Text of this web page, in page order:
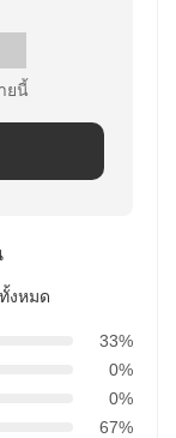
ยนี้
งหมด
33%
0%
0%
67%